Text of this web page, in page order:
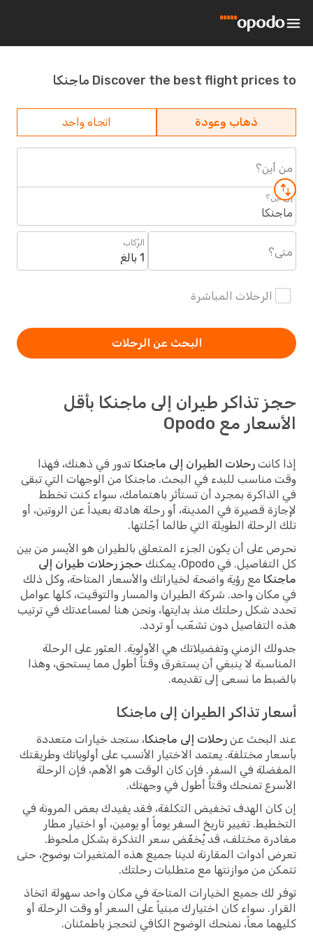
Discover the best flight prices to ماجنكا
ذهاب وعودة اتجاه واحد
من أين؟
إلى أين؟
ماجنكا
متى؟
الرُكاب
1 بالغ
الرحلات المباشرة
البحث عن الرحلات
حجز تذاكر طيران إلى ماجنكا بأقل
الأسعار مع Opodo
إذا كانت رحلات الطيران إلى ماجنكا تدور في ذهنك، فهذا
وقت مناسب للبدء في البحث. ماجنكا من الوجهات التي تبقى
في الذاكرة بمجرد أن تستأثر باهتمامك، سواء كنت تخطط
لإجازة قصيرة في المدينة، أو رحلة هادئة بعيداً عن الروتين، أو
تلك الرحلة الطويلة التي طالما أجّلتها.
نحرص على أن يكون الجزء المتعلق بالطيران هو الأيسر من بين
كل التفاصيل. في Opodo، يمكنك
حجز رحلات طيران إلى
ماجنكا مع رؤية واضحة لخياراتك والأسعار المتاحة، وكل ذلك
في مكان واحد. شركة الطيران والمسار والتوقيت، كلها عوامل
تحدد شكل رحلتك منذ بدايتها، ونحن هنا لمساعدتك في ترتيب
هذه التفاصيل دون تشعّب أو تردد.
جدولك الزمني وتفضيلاتك هي الأولوية. العثور على الرحلة
المناسبة لا ينبغي أن يستغرق وقتاً أطول مما يستحق، وهذا
بالضبط ما نسعى إلى تقديمه.
أسعار تذاكر الطيران إلى ماجنكا
عند البحث عن رحلات إلى ماجنكا، ستجد خيارات متعددة
بأسعار مختلفة. يعتمد الاختيار الأنسب على أولوياتك وطريقتك
المفضلة في السفر. فإن كان الوقت هو الأهم، فإن الرحلة
الأسرع تمنحك وقتاً أطول في وجهتك.
إن كان الهدف تخفيض التكلفة، فقد يفيدك بعض المرونة في
التخطيط. تغيير تاريخ السفر يوماً أو يومين، أو اختيار مطار
مغادرة مختلف، قد يُخفّض سعر التذكرة بشكل ملحوظ.
تعرض أدوات المقارنة لدينا جميع هذه المتغيرات بوضوح، حتى
تتمكن من موازنتها مع متطلبات رحلتك.
توفر لك جميع الخيارات المتاحة في مكان واحد سهولة اتخاذ
القرار. سواء كان اختيارك مبنياً على السعر أو وقت الرحلة أو
كليهما معاً، نمنحك الوضوح الكافي لتحجز باطمئنان.